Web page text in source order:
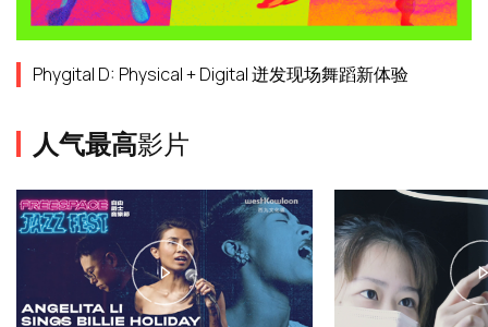
Phygital D: Physical + Digital 迸发现场舞蹈新体验
人气最高影片